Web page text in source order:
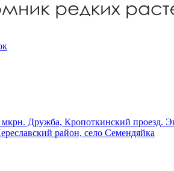
Дружба, Кропоткинский проезд.
район, село Семендяйка